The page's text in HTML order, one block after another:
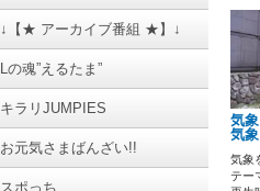
↓【★ アーカイブ番組 ★】↓
Lの魂”えるたま”
キラリJUMPIES
お元気さまばんざい!!
スポっち
気
気
気象
テー